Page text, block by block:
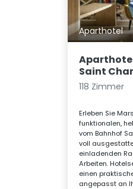
Aparthotel
Saint
118 Zimmer
Erleben Sie
funktionalen,
vom Bahnhof
voll
einladenden
Arbeiten.
einen
angepasst an